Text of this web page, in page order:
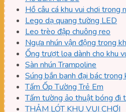
Hồ câu cá khu vui chơi trong
Lego dạ quang tường LED
Leo trèo đập chuông reo
Ngựa nhún vận động trong
Ống trượt loa dành cho khu
Sàn nhún Trampoline
Súng bắn banh đại bác trong
Tấm Ốp Tường Trẻ Em
Tấm tường ảo thuật bóng đi
THẢM LÓT KHU VUI CHƠI